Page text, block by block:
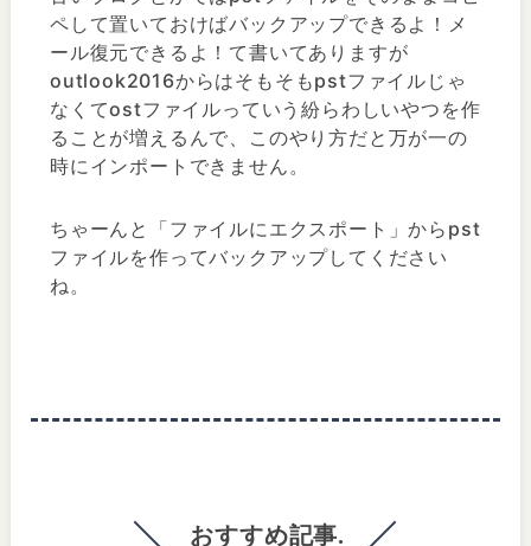
ペして置いておけばバックアップできるよ！メ
ール復元できるよ！て書いてありますが
outlook2016からはそもそもpstファイルじゃ
なくてostファイルっていう紛らわしいやつを作
ることが増えるんで、このやり方だと万が一の
時にインポートできません。
ちゃーんと「ファイルにエクスポート」からpst
ファイルを作ってバックアップしてください
ね。
おすすめ記事.